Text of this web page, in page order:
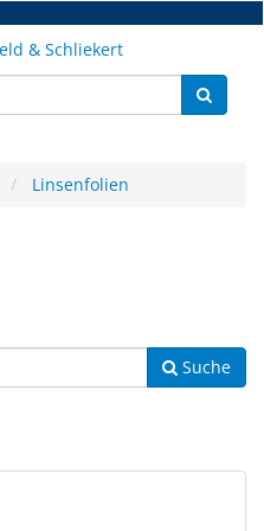
Linsenfolien
Suche